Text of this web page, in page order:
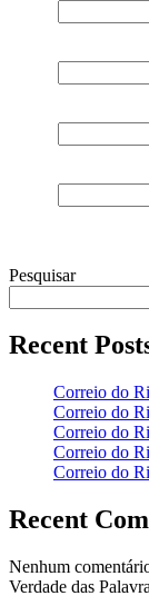
Pesquisar
Recent
Correio do
Correio do
Correio do
Correio do
Correio do
Recent
Nenhum
Verdade das